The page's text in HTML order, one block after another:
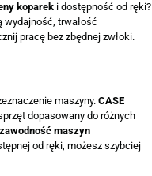
koparek i dostępność od ręki?
wydajność, trwałość
pracę bez zbędnej zwłoki.
maszyny. CASE
dopasowany do różnych
maszyn
od ręki, możesz szybciej